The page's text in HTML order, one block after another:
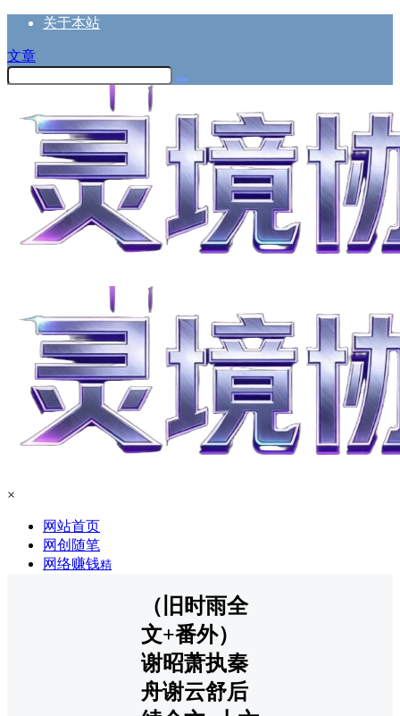
关于本站
文章
×
网站首页
网创随笔
网络赚钱精
（旧时雨全
文+番外）
谢昭萧执秦
舟谢云舒后